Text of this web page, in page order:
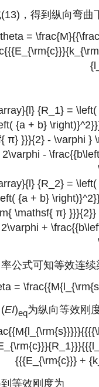
，得到纵向弯曲
=
{R_1} =
{a + b}
π} }}}{2} - \varphi }
-
{R_2} =
{a + b}
\mathsf{ π}
+
公式可知等效连
=
EI)eq为纵向等效刚
{{{E_{\rm{c}}} +
等效刚度为